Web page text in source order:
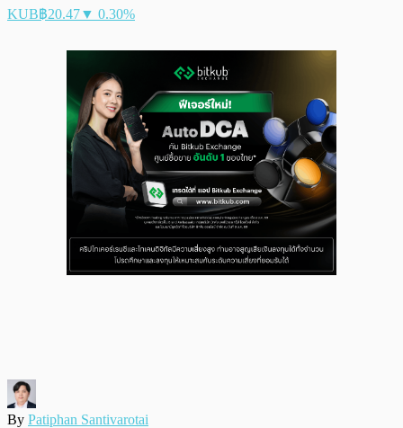
KUB฿20.47▼ 0.30%
By Patiphan Santivarotai